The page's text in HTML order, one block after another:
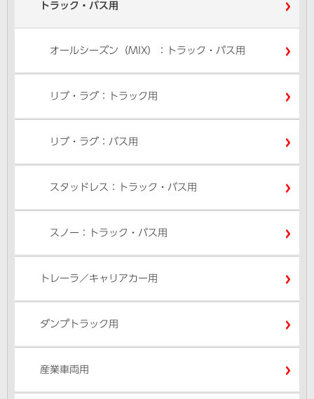
トラック・バス用
オールシーズン（MIX）：トラック・バス用
リブ・ラグ：トラック用
リブ・ラグ：バス用
スタッドレス：トラック・バス用
スノー：トラック・バス用
トレーラ／キャリアカー用
ダンプトラック用
産業車両用